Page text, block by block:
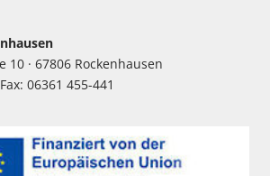
10 · 67806 Rockenhausen
Fax: 06361 455-441